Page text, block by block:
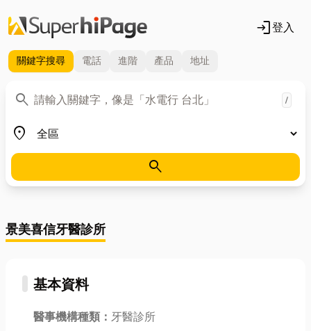
login登入
關鍵字搜尋 電話 進階 產品 地址
search
關鍵字 /
place
地區
search
景美喜信牙醫診所
基本資料
醫事機構種類： 牙醫診所